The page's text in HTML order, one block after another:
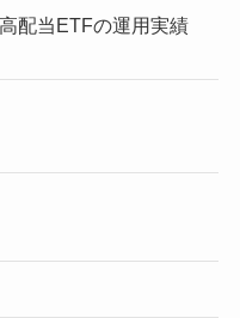
配当ETFの運用実績